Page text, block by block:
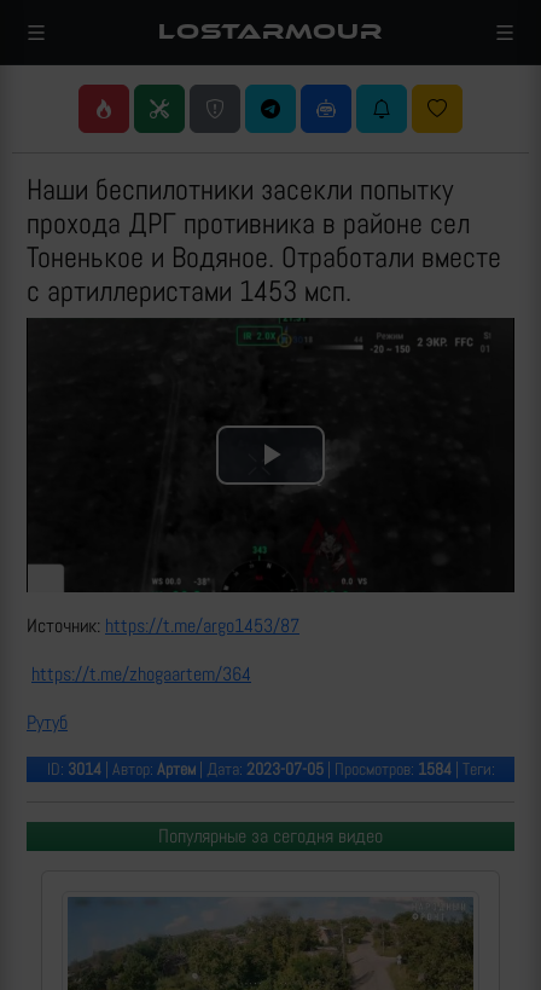
LOSTARMOUR
Наши беспилотники засекли попытку
прохода ДРГ противника в районе сел
Тоненькое и Водяное. Отработали вместе
с артиллеристами 1453 мсп.
Play
Video
Источник: https://t.me/argo1453/87
https://t.me/zhogaartem/364
Рутуб
ID: 3014| Автор: Артем| Дата: 2023-07-05| Просмотров: 1584| Теги:
Популярные за сегодня видео